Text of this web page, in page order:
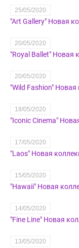
25/05/2020
"Art Gallery" Новая
20/05/2020
"Royal Ballet" Новая
20/05/2020
"Wild Fashion"
18/05/2020
"Iconic Cinema"
17/05/2020
"Laos" Новая
15/05/2020
"Hawaii" Новая
14/05/2020
"Fine Line" Новая
13/05/2020